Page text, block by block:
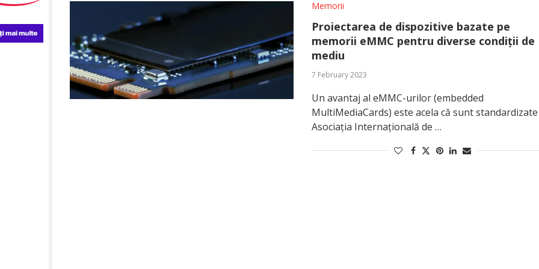
Memorii
Proiectarea de dispozitive bazate pe
memorii eMMC pentru diverse condiții de
mediu
7 February 2023
Un avantaj al eMMC-urilor (embedded
MultiMediaCards) este acela că sunt
Asociația Internațională de …